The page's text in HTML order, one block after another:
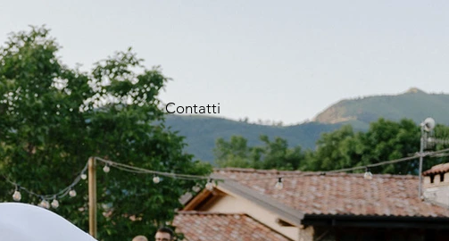
Contatti